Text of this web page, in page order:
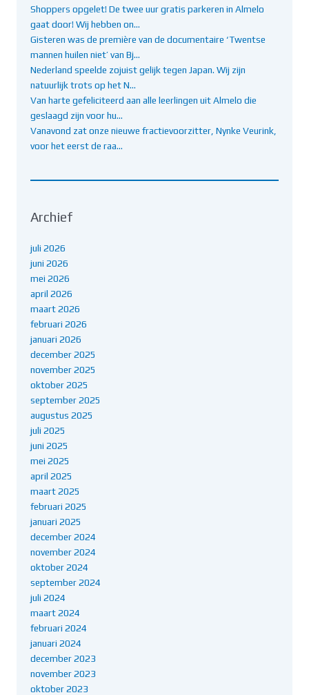
Shoppers opgelet! De twee uur gratis parkeren in Almelo
gaat door! Wij hebben on…
Gisteren was de première van de documentaire ‘Twentse
mannen huilen niet’ van Bj…
Nederland speelde zojuist gelijk tegen Japan. Wij zijn
natuurlijk trots op het N…
Van harte gefeliciteerd aan alle leerlingen uit Almelo die
geslaagd zijn voor hu…
Vanavond zat onze nieuwe fractievoorzitter, Nynke Veurink,
voor het eerst de raa…
Archief
juli 2026
juni 2026
mei 2026
april 2026
maart 2026
februari 2026
januari 2026
december 2025
november 2025
oktober 2025
september 2025
augustus 2025
juli 2025
juni 2025
mei 2025
april 2025
maart 2025
februari 2025
januari 2025
december 2024
november 2024
oktober 2024
september 2024
juli 2024
maart 2024
februari 2024
januari 2024
december 2023
november 2023
oktober 2023